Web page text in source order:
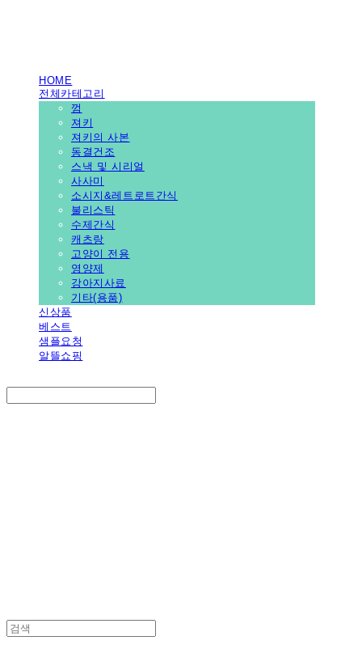
HOME
전체카테고리
껌
져키
져키의 사본
동결건조
스낵 및 시리얼
사사미
소시지&레트로트간식
불리스틱
수제간식
캐츠랑
고양이 전용
영양제
강아지사료
기타(용품)
신상품
베스트
샘플요청
알뜰쇼핑